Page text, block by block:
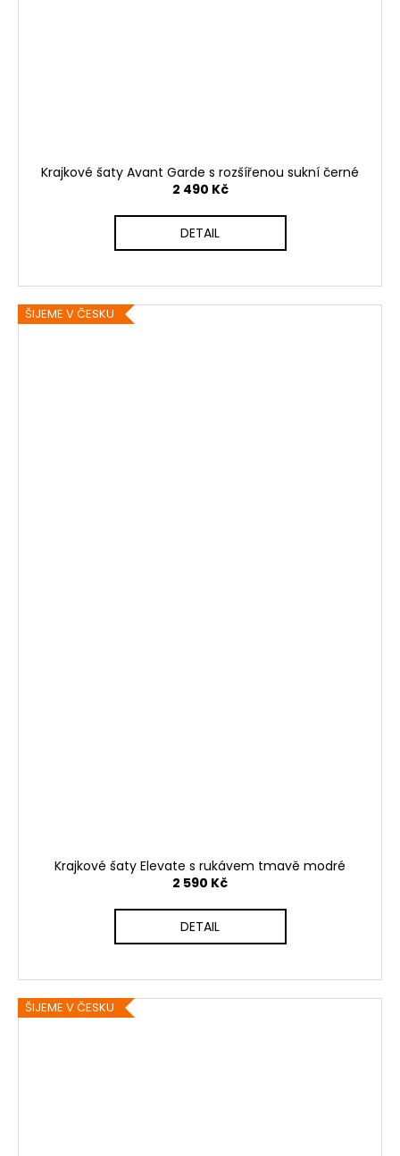
Krajkové šaty Avant Garde s rozšířenou sukní černé
2 490 Kč
DETAIL
ŠIJEME V ČESKU
Krajkové šaty Elevate s rukávem tmavě modré
2 590 Kč
DETAIL
ŠIJEME V ČESKU